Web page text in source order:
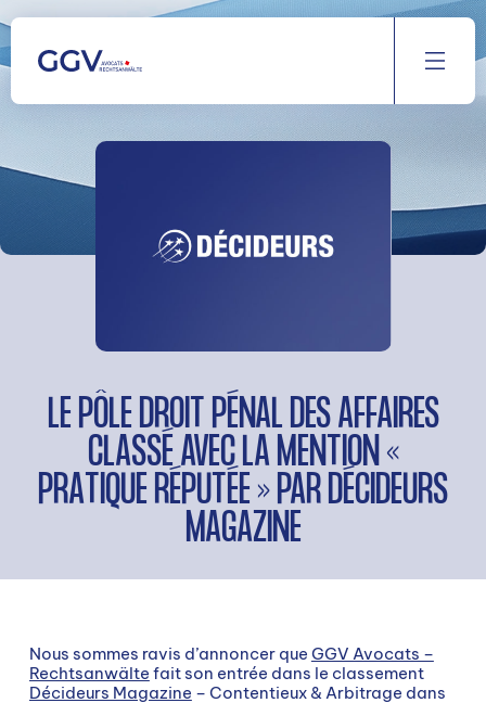
au
contenu
LE PÔLE DROIT PÉNAL DES AFFAIRES
CLASSÉ AVEC LA MENTION «
PRATIQUE RÉPUTÉE » PAR DÉCIDEURS
MAGAZINE
Nous sommes ravis d’annoncer que GGV Avocats –
Rechtsanwälte fait son entrée dans le classement
Décideurs Magazine – Contentieux & Arbitrage dans